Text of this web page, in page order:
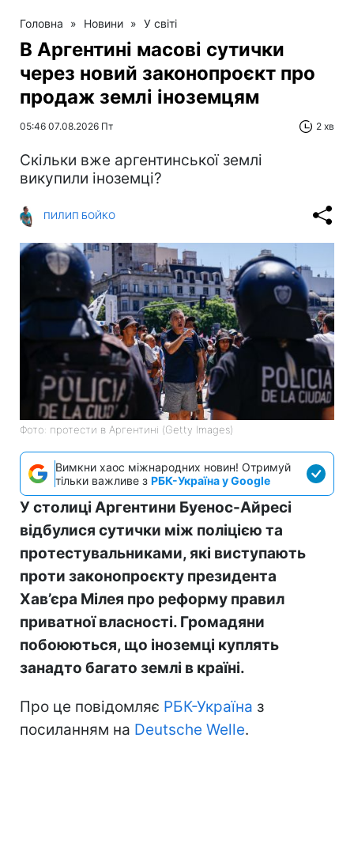
Головна » Новини » У світі
В Аргентині масові сутички
через новий законопроєкт про
продаж землі іноземцям
05:46 07.08.2026 Пт 2 хв
Скільки вже аргентинської землі
викупили іноземці?
ПИЛИП БОЙКО
Фото: протести в Аргентині (Getty Images)
Вимкни хаос міжнародних новин! Отримуй
тільки важливе з РБК-Україна у Google
У столиці Аргентини Буенос-Айресі
відбулися сутички між поліцією та
протестувальниками, які виступають
проти законопроєкту президента
Хав’єра Мілея про реформу правил
приватної власності. Громадяни
побоюються, що іноземці куплять
занадто багато землі в країні.
Про це повідомляє РБК-Україна з
посиланням на Deutsche Welle.